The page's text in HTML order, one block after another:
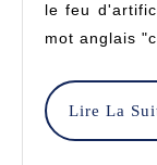
le feu
mot anglais
Lire La